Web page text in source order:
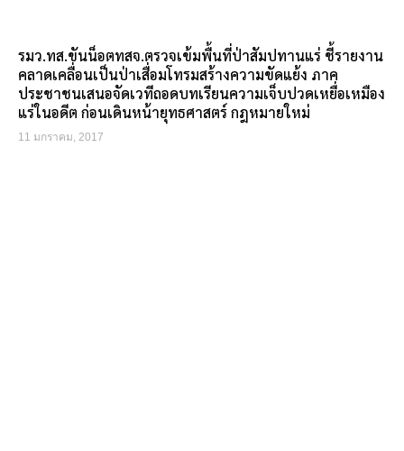
รมว.ทส.ขันน็อตทสจ.ตรวจเข้มพื้นที่ป่าสัมปทานแร่ ชี้รายงาน
คลาดเคลื่อนเป็นป่าเสื่อมโทรมสร้างความขัดแย้ง ภาค
ประชาชนเสนอจัดเวทีถอดบทเรียนความเจ็บปวดเหยื่อเหมือง
แร่ในอดีต ก่อนเดินหน้ายุทธศาสตร์ กฎหมายใหม่
11 มกราคม, 2017